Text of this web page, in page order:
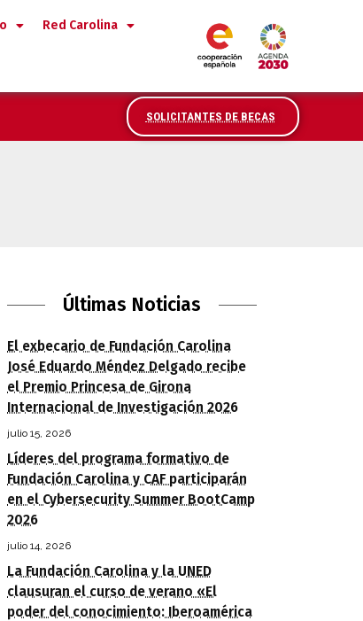
Red Carolina
SOLICITANTES DE BECAS
Últimas Noticias
El exbecario de Fundación Carolina
José Eduardo Méndez Delgado recibe
el Premio Princesa de Girona
Internacional de Investigación 2026
julio 15, 2026
Líderes del programa formativo de
Fundación Carolina y CAF participarán
en el Cybersecurity Summer BootCamp
2026
julio 14, 2026
La Fundación Carolina y la UNED
clausuran el curso de verano «El
poder del conocimiento: Iberoamérica